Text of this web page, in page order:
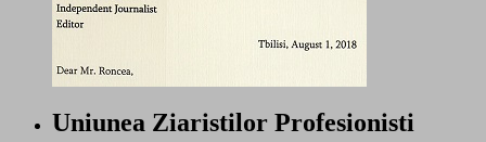
Uniunea Ziaristilor Profesionisti